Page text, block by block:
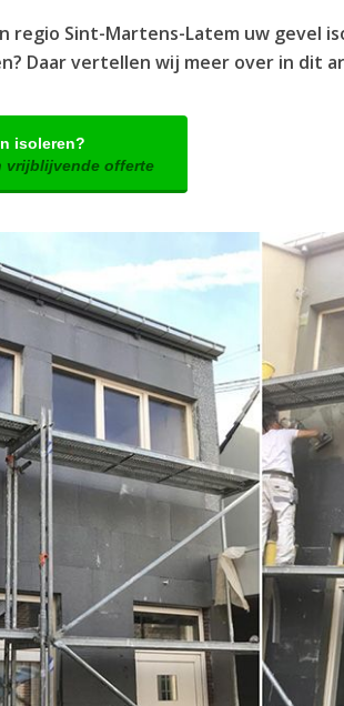
regio Sint-Martens-Latem uw gevel
Daar vertellen wij meer over in dit
isoleren?
vrijblijvende offerte